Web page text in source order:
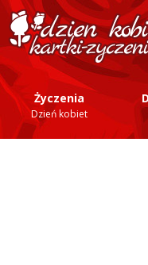
Życzenia
Dzień kobiet